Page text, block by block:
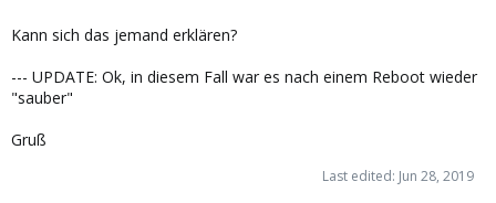
Kann sich das jemand erklären?
--- UPDATE: Ok, in diesem Fall war es nach einem Reboot wieder
"sauber"
Gruß
Last edited: Jun 28, 2019